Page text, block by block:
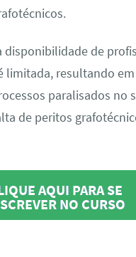
disponibilidade de
limitada, resultando
paralisados no
de peritos
AQUI PARA SE
NO CURSO